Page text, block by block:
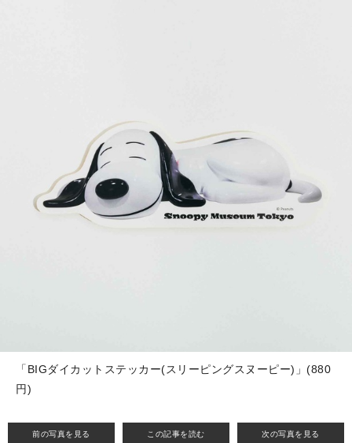
前の写真を見る この記事を読む 次の写真を見る
「BIGダイカットステッカー(スリーピングスヌーピー)」(880
円)